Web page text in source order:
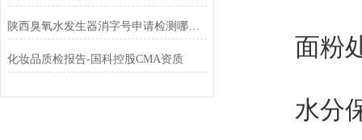
陕西臭氧水发生器消字号申请检测哪些项目
化妆品质检报告-国科控股CMA资质 面粉处
水分保